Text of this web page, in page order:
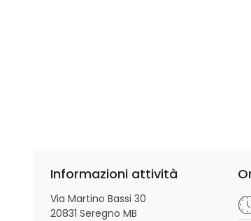
Informazioni attività
Via Martino Bassi 30
20831 Seregno MB